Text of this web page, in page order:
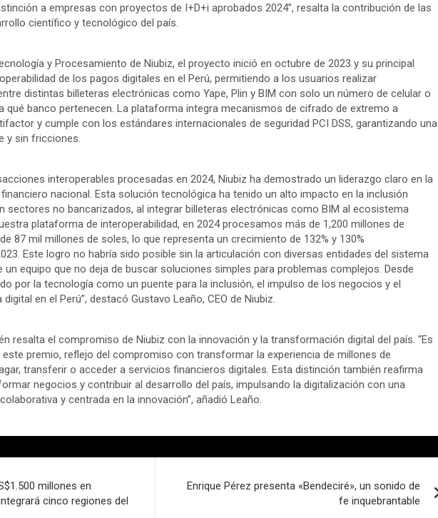
a empresas con proyectos de I+D+i aprobados 2024”, resalta la contribución de las
científico y tecnológico del país.
y Procesamiento de Niubiz, el proyecto inició en octubre de 2023 y su principal
de los pagos digitales en el Perú, permitiendo a los usuarios realizar
distintas billeteras electrónicas como Yape, Plin y BIM con solo un número de celular o
qué banco pertenecen. La plataforma integra mecanismos de cifrado de extremo a
y cumple con los estándares internacionales de seguridad PCI DSS, garantizando una
y sin fricciones.
interoperables procesadas en 2024, Niubiz ha demostrado un liderazgo claro en la
nacional. Esta solución tecnológica ha tenido un alto impacto en la inclusión
sectores no bancarizados, al integrar billeteras electrónicas como BIM al ecosistema
plataforma de interoperabilidad, en 2024 procesamos más de 1,200 millones de
87 mil millones de soles, lo que representa un crecimiento de 132% y 130%
Este logro no habría sido posible sin la articulación con diversas entidades del sistema
un equipo que no deja de buscar soluciones simples para problemas complejos. Desde
por la tecnología como un puente para la inclusión, el impulso de los negocios y el
en el Perú”, destacó Gustavo Leaño, CEO de Niubiz.
resalta el compromiso de Niubiz con la innovación y la transformación digital del país. “Es
premio, reflejo del compromiso con transformar la experiencia de millones de
transferir o acceder a servicios financieros digitales. Esta distinción también reafirma
negocios y contribuir al desarrollo del país, impulsando la digitalización con una
y centrada en la innovación”, añadió Leaño.
millones en
cinco regiones del
Enrique Pérez presenta «Bendeciré», un sonido de
fe inquebrantable